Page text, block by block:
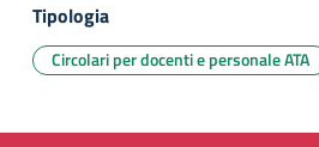
Tipologia
Circolari per docenti e personale ATA